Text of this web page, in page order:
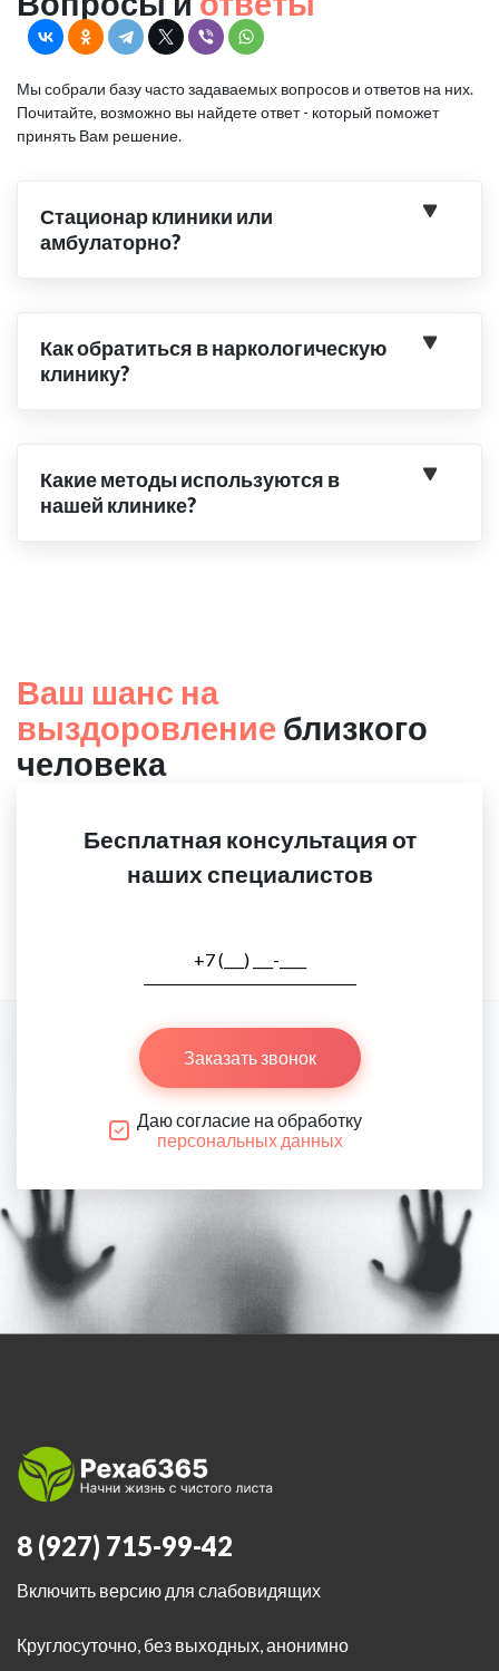
Мы собрали базу часто задаваемых вопросов и ответов на них.
Почитайте, возможно вы найдете ответ - который поможет
принять Вам решение.
Стационар клиники или
амбулаторно?
Как обратиться в наркологическую
клинику?
Какие методы используются в
нашей клинике?
Ваш шанс на
выздоровление близкого
человека
Бесплатная консультация от
наших специалистов
Заказать звонок
Даю согласие на обработку
персональных данных
8 (927) 715-99-42
Включить версию для слабовидящих
Круглосуточно, без выходных, анонимно